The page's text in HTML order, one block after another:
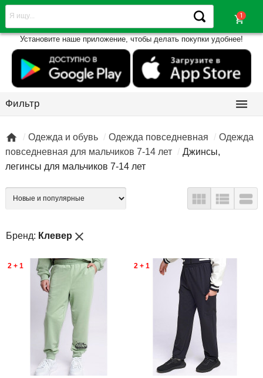
shopping_cart
Установите наше приложение, чтобы делать покупки удобнее!
Фильтр 
 Одежда и обувь Одежда повседневная
Одежда
повседневная для мальчиков 7-14 лет
Джинсы,
легинсы для мальчиков 7-14 лет
  
Бренд: Клевер close
2 + 1 2 + 1